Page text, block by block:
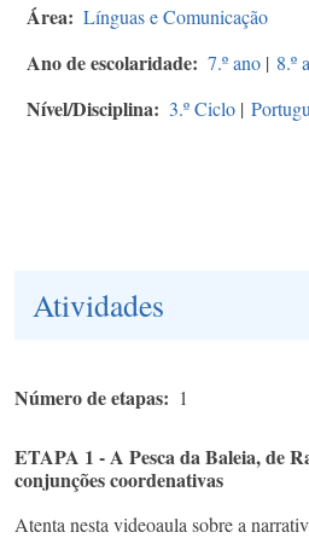
Área Línguas e Comunicação
Ano de escolaridade 7.º ano | 8.º
Nível/Disciplina 3.º Ciclo |
Atividades
Número de etapas 1
ETAPA 1 - A Pesca da Baleia, de
conjunções coordenativas
Atenta nesta videoaula sobre a